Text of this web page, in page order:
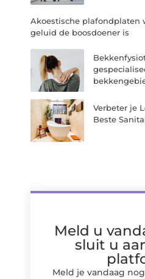
Akoestische plafondplaten
geluid de boosdoener is
Verbeter je
Beste
Meld u
sluit u
Meld je vandaag